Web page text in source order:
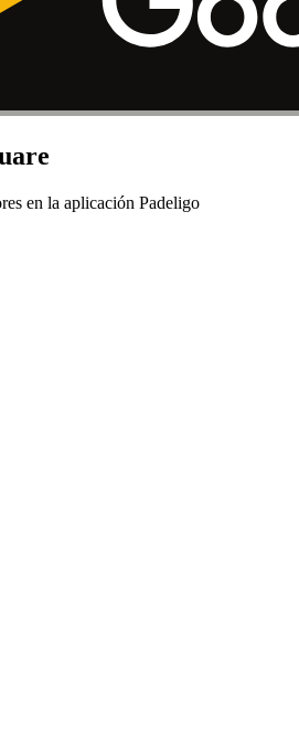
en la aplicación Padeligo